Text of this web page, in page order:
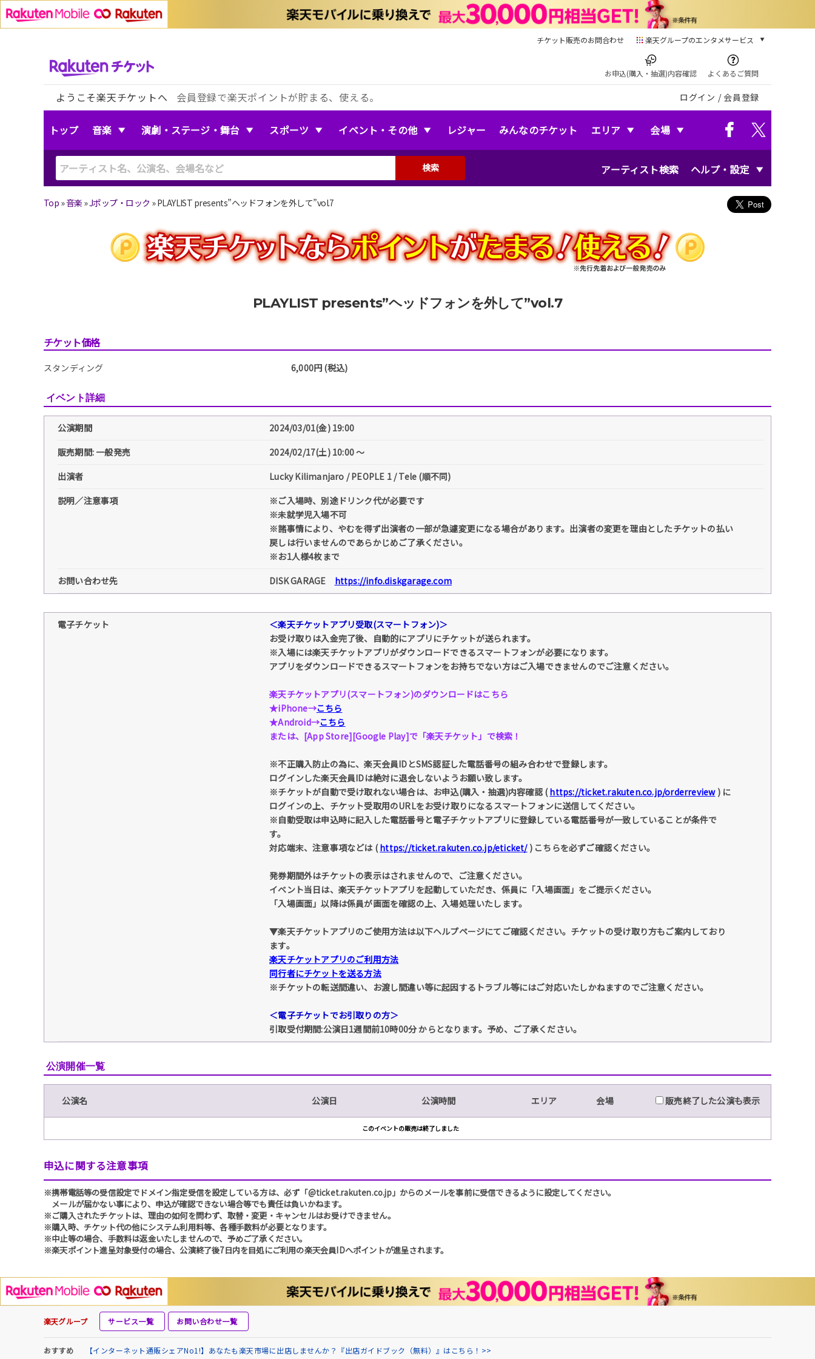
チケット販売のお問合わせ 楽天グループのエンタメサービス
本/ゲーム/CD/DVD
楽天ブックス
電子書籍
楽天Kobo
音楽配信
動画配信ガイド
Rakuten PLAY
無料テレビ
Rチャンネル
お申込(購入・抽選)内容確認 よくあるご質問
ようこそ楽天チケットへ 会員登録で楽天ポイントが貯まる、使える。 ログイン / 会員登録
トップ 音楽 演劇・ステージ・舞台 スポーツ イベント・その他 レジャー みんなのチケット エリア 会場
アーティスト検索 ヘルプ・設定
検索
Top »音楽 »Jポップ・ロック »PLAYLIST presents”ヘッドフォンを外して”vol.7
PLAYLIST presents”ヘッドフォンを外して”vol.7
チケット価格
スタンディング 6,000円 (税込)
イベント詳細
公演期間
2024/03/01(金) 19:00
販売期間: 一般発売
2024/02/17(土) 10:00 〜
出演者
Lucky Kilimanjaro / PEOPLE 1 / Tele (順不同)
説明／注意事項
※ご入場時、別途ドリンク代が必要です
※未就学児入場不可
※諸事情により、やむを得ず出演者の一部が急遽変更になる場合があります。出演者の変更を理由としたチケットの払い
戻しは行いませんのであらかじめご了承ください。
※お1人様4枚まで
お問い合わせ先
DISK GARAGE https://info.diskgarage.com
電子チケット
＜楽天チケットアプリ受取(スマートフォン)＞
お受け取りは入金完了後、自動的にアプリにチケットが送られます。
※入場には楽天チケットアプリがダウンロードできるスマートフォンが必要になります。
アプリをダウンロードできるスマートフォンをお持ちでない方はご入場できませんのでご注意ください。
楽天チケットアプリ(スマートフォン)のダウンロードはこちら
★iPhone→こちら
★Android→こちら
または、[App Store][Google Play]で「楽天チケット」で検索！
※不正購入防止の為に、楽天会員IDとSMS認証した電話番号の組み合わせで登録します。
ログインした楽天会員IDは絶対に退会しないようお願い致します。
※チケットが自動で受け取れない場合は、お申込(購入・抽選)内容確認 (https://ticket.rakuten.co.jp/orderreview) に
ログインの上、チケット受取用のURLをお受け取りになるスマートフォンに送信してください。
※自動受取は申込時に記入した電話番号と電子チケットアプリに登録している電話番号が一致していることが条件で
す。
対応端末、注意事項などは (https://ticket.rakuten.co.jp/eticket/) こちらを必ずご確認ください。
発券期間外はチケットの表示はされませんので、ご注意ください。
イベント当日は、楽天チケットアプリを起動していただき、係員に「入場画面」をご提示ください。
「入場画面」以降は係員が画面を確認の上、入場処理いたします。
▼楽天チケットアプリのご使用方法は以下ヘルプページにてご確認ください。チケットの受け取り方もご案内しており
ます。
楽天チケットアプリのご利用方法
同行者にチケットを送る方法
※チケットの転送間違い、お渡し間違い等に起因するトラブル等にはご対応いたしかねますのでご注意ください。
＜電子チケットでお引取りの方＞
引取受付期間:公演日1週間前10時00分 からとなります。予め、ご了承ください。
公演開催一覧
公演名 公演日 公演時間 エリア 会場 販売終了した公演も表示
このイベントの販売は終了しました
申込に関する注意事項
※携帯電話等の受信設定でドメイン指定受信を設定している方は、必ず「@ticket.rakuten.co.jp」からのメールを事前に受信できるように設定してください。
メールが届かない事により、申込が確認できない場合等でも責任は負いかねます。
※ご購入されたチケットは、理由の如何を問わず、取替・変更・キャンセルはお受けできません。
※購入時、チケット代の他にシステム利用料等、各種手数料が必要となります。
※中止等の場合、手数料は返金いたしませんので、予めご了承ください。
※楽天ポイント進呈対象受付の場合、公演終了後7日内を目処にご利用の楽天会員IDへポイントが進呈されます。
楽天グループ サービス一覧 お問い合わせ一覧
おすすめ 【インターネット通販シェアNo1!】あなたも楽天市場に出店しませんか？『出店ガイドブック（無料）』はこちら！>>